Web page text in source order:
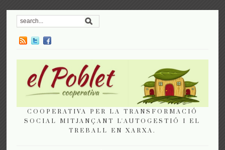
COOPERATIVA PER LA TRANSFORMACIÓ
SOCIAL MITJANÇANT L'AUTOGESTIÓ I EL
TREBALL EN XARXA.